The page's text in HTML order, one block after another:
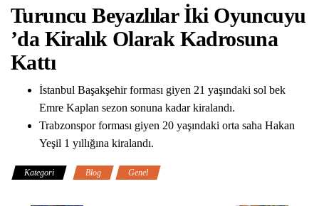
Turuncu Beyazlılar İki Oyuncuyu
’da Kiralık Olarak Kadrosuna
Kattı
İstanbul Başakşehir forması giyen 21 yaşındaki sol bek
Emre Kaplan sezon sonuna kadar kiralandı.
Trabzonspor forması giyen 20 yaşındaki orta saha Hakan
Yeşil 1 yıllığına kiralandı.
Kategori Blog Genel